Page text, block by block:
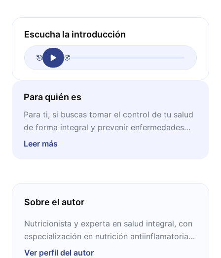
Escucha la introducción
Para quién es
Para ti, si buscas tomar el control de tu salud
de forma integral y prevenir enfermedades
mediante hábitos realistas, efectivos y fáciles
Leer más
Sobre el autor
Nutricionista y experta en salud integral, con
especialización en nutrición antiinflamatoria y
bienestar emocional, ha ayudado a miles de
Ver perfil del autor